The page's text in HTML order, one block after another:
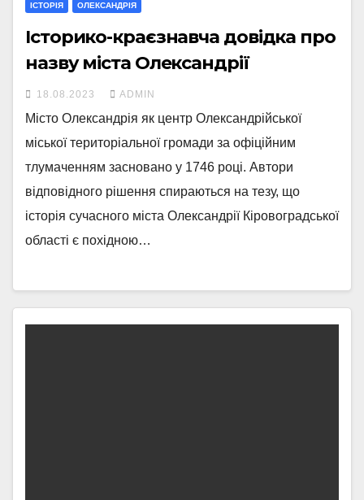
ІСТОРІЯ ОЛЕКСАНДРІЯ
Історико-краєзнавча довідка про
назву міста Олександрії
18.08.2023 ADMIN
Місто Олександрія як центр Олександрійської
міської територіальної громади за офіційним
тлумаченням засновано у 1746 році. Автори
відповідного рішення спираються на тезу, що
історія сучасного міста Олександрії Кіровоградської
області є похідною…